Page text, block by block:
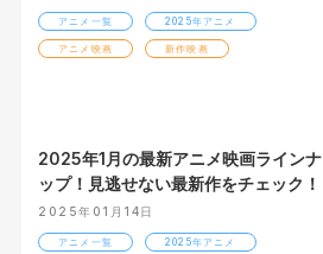
アニメ一覧 2025年アニメ
アニメ映画 新作映画
2025年1月の最新アニメ映画ラインナ
ップ！見逃せない最新作をチェック！
2025年01月14日
アニメ一覧 2025年アニメ